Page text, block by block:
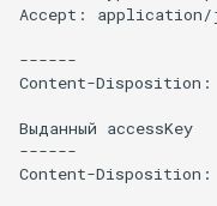
Accept: application/
------
Content-Disposition:
Выданный accessKey
------
Content-Disposition: